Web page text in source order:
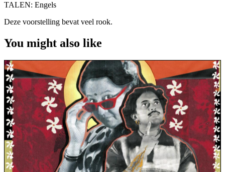
TALEN: Engels
Deze voorstelling bevat veel rook.
You might also like